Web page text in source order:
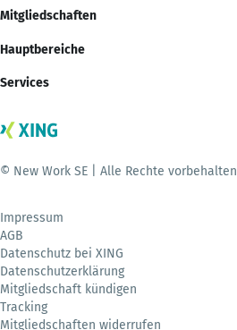
Mitgliedschaften
Hauptbereiche
Services
© New Work SE | Alle Rechte vorbehalten
Impressum
AGB
Datenschutz bei XING
Datenschutzerklärung
Mitgliedschaft kündigen
Tracking
Mitgliedschaften widerrufen